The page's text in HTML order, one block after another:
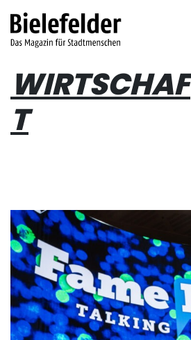
WIRTSCHAF
T